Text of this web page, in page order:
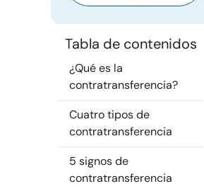
Tabla de contenidos
¿Qué es la
contratransferencia?
Cuatro tipos de
contratransferencia
5 signos de
contratransferencia